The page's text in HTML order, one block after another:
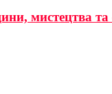
мистецтва та